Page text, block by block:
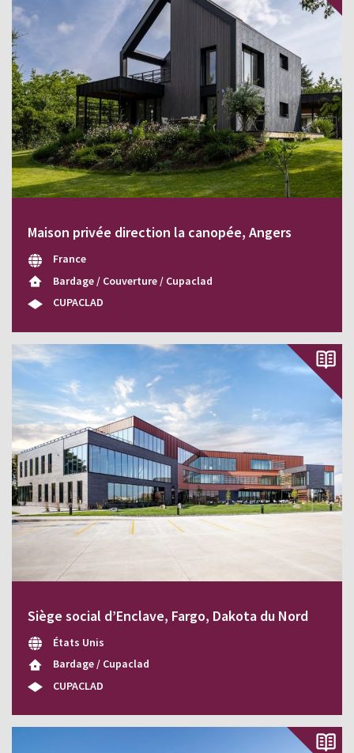
Maison privée direction la canopée, Angers
France
Bardage / Couverture / Cupaclad
CUPACLAD
Siège social d’Enclave, Fargo, Dakota du Nord
États Unis
Bardage / Cupaclad
CUPACLAD